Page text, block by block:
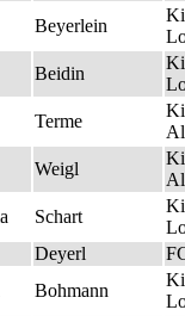
Beyerlein
Beidin
Terme
Weigl
Schart
Deyerl
Bohmann